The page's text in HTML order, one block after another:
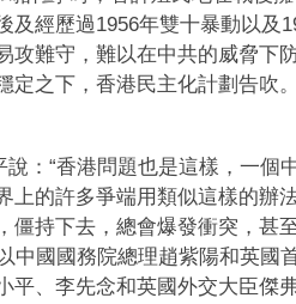
及經歷過1956年雙十暴動以及
攻難守，難以在中共的威脅下
定之下，香港民主化計劃告吹
說：“香港問題也是這樣，一個
的許多爭端用類似這樣的辦
僵持下去，總會爆發衝突，甚
中國國務院總理趙紫陽和英國
平、李先念和英國外交大臣傑